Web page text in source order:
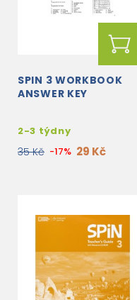
SPIN 3 WORKBOOK
ANSWER KEY
2-3 týdny
35 Kč -17% 29 Kč